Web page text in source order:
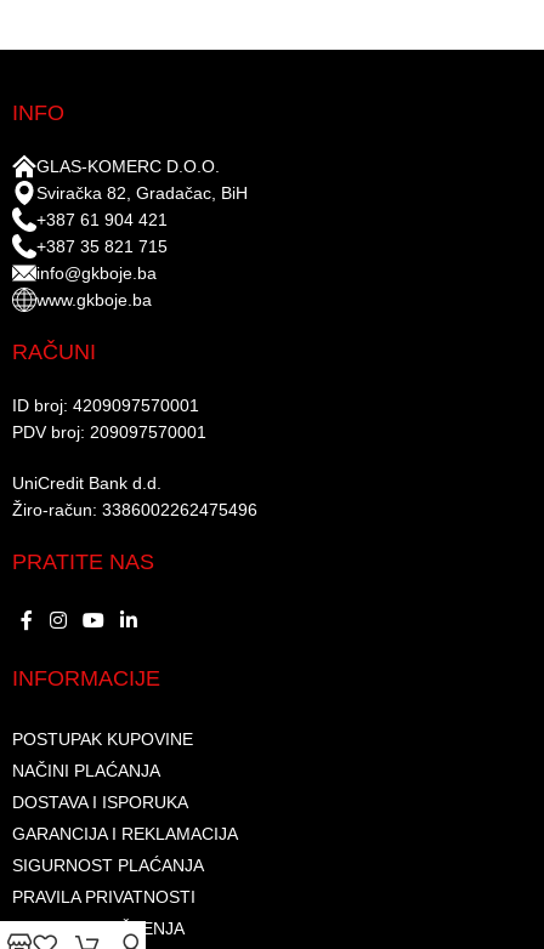
INFO
GLAS-KOMERC D.O.O.
Sviračka 82, Gradačac, BiH
+387 61 904 421
+387 35 821 715
info@gkboje.ba
www.gkboje.ba
RAČUNI
ID broj: 4209097570001​
PDV broj: 209097570001 ​
UniCredit Bank d.d.​
Žiro-račun: 3386002262475496​​
PRATITE NAS
INFORMACIJE
POSTUPAK KUPOVINE
NAČINI PLAĆANJA
DOSTAVA I ISPORUKA
GARANCIJA I REKLAMACIJA
SIGURNOST PLAĆANJA
PRAVILA PRIVATNOSTI
USLOVI KORIŠTENJA